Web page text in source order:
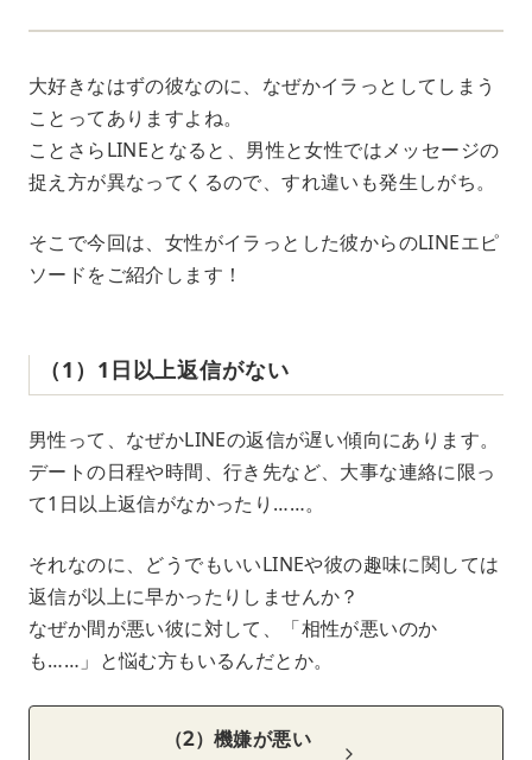
大好きなはずの彼なのに、なぜかイラっとしてしまう
ことってありますよね。
ことさらLINEとなると、男性と女性ではメッセージの
捉え方が異なってくるので、すれ違いも発生しがち。
そこで今回は、女性がイラっとした彼からのLINEエピ
ソードをご紹介します！
（1）1日以上返信がない
男性って、なぜかLINEの返信が遅い傾向にあります。
デートの日程や時間、行き先など、大事な連絡に限っ
て1日以上返信がなかったり……。
それなのに、どうでもいいLINEや彼の趣味に関しては
返信が以上に早かったりしませんか？
なぜか間が悪い彼に対して、「相性が悪いのか
も……」と悩む方もいるんだとか。
（2）機嫌が悪い